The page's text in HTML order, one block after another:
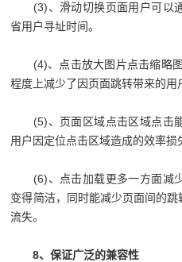
(3)、滑动切换页面用户可以
省用户寻址时间。
(4)、点击放大图片点击缩略图
程度上减少了因页面跳转带来的用
(5)、页面区域点击区域点击
用户因定位点击区域造成的效率损
(6)、点击加载更多一方面减
变得简洁，同时能减少页面间的
流失。
8、保证广泛的兼容性